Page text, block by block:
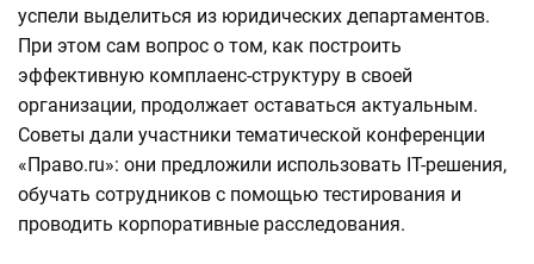
успели выделиться из юридических департаментов.
При этом сам вопрос о том, как построить
эффективную комплаенс-структуру в своей
организации, продолжает оставаться актуальным.
Советы дали участники тематической конференции
«Право.ru»: они предложили использовать IT-решения,
обучать сотрудников с помощью тестирования и
проводить корпоративные расследования.